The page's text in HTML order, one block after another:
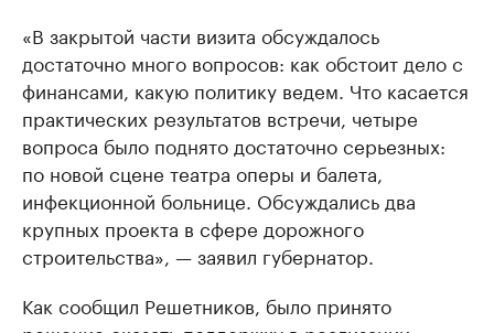
«В закрытой части визита обсуждалось
достаточно много вопросов: как обстоит дело с
финансами, какую политику ведем. Что касается
практических результатов встречи, четыре
вопроса было поднято достаточно серьезных:
по новой сцене театра оперы и балета,
инфекционной больнице. Обсуждались два
крупных проекта в сфере дорожного
строительства», — заявил губернатор.
Как сообщил Решетников, было принято